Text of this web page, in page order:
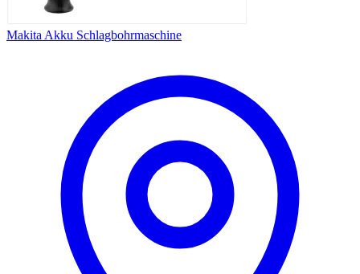
Makita Akku Schlagbohrmaschine